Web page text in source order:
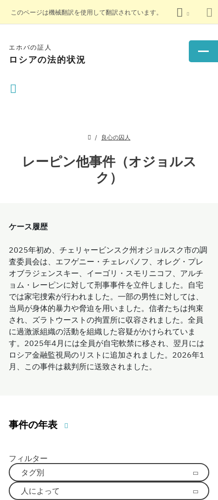
このページは機械翻訳を使用して翻訳されています。
エホバの証人
ロシアの法的状況
良心の囚人
レーピン他事件（オジョルス
ク）
ケース履歴
2025年初め、チェリャービンスク州オジョルスク市の調
査委員会は、エフゲニー・チェレパノフ、オレグ・プレ
オブラジェンスキー、イーゴリ・スモリニコフ、アルチ
ョム・レーピンに対して刑事事件を立件しました。自宅
では家宅捜索が行われました。一部の男性に対しては、
当局が身体的暴力や脅迫を用いました。信者たちは拘束
され、ズラトウーストの拘置所に収容されました。全員
に過激派組織の活動を組織した容疑がかけられていま
す。2025年4月には全員が自宅軟禁に移され、翌月には
ロシア金融監視局のリストに追加されました。2026年1
月、この事件は裁判所に送致されました。
事件の年表
フィルター
タグ別
人によって